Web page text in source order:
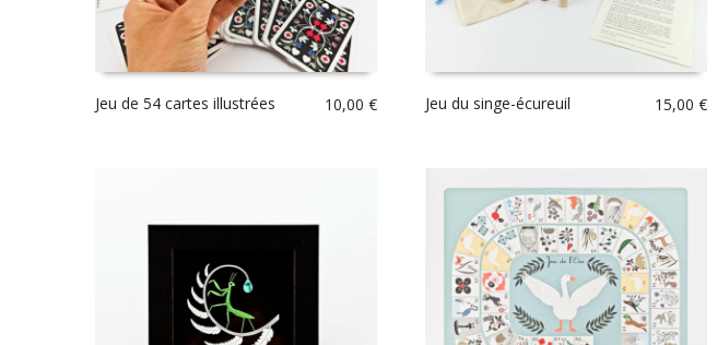
Jeu de 54 cartes illustrées 10,00 € Jeu du singe-écureuil 15,00€